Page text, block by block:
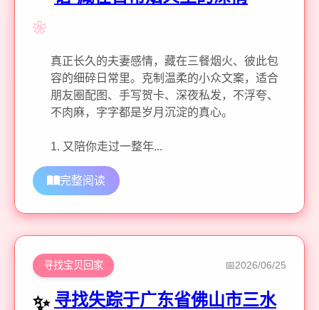
真正长久的夫妻感情，藏在三餐烟火、彼此包
容的细碎日常里。克制温柔的小众文案，适合
朋友圈配图、手写贺卡、深夜私发，不浮夸、
不肉麻，字字都是岁月沉淀的真心。
1. 又陪你走过一整年...
完整阅读
寻找宝贝回家 2026/06/25
寻找失踪于广东省佛山市三水